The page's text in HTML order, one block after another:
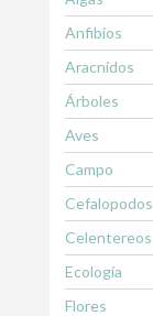
Anfibios
Aracnidos
Árboles
Aves
Campo
Cefalopodos
Celentereos
Ecología
Flores